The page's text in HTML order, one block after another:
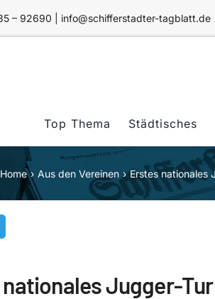
– 92690 | info@schifferstadter-tagblatt.de
Top Thema Städtisches
Home Aus den Vereinen Erstes nationales
Jugger-